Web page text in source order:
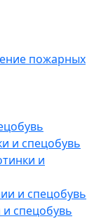
пожарных
и спецобувь
и
и спецобувь
спецобувь